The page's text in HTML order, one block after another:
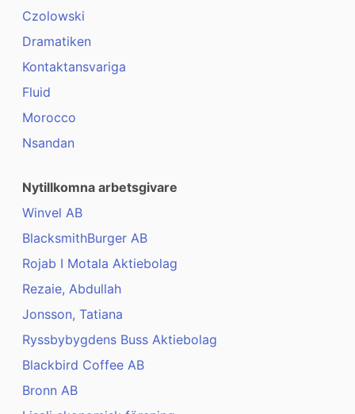
Czolowski
Dramatiken
Kontaktansvariga
Fluid
Morocco
Nsandan
Nytillkomna arbetsgivare
Winvel AB
BlacksmithBurger AB
Rojab I Motala Aktiebolag
Rezaie, Abdullah
Jonsson, Tatiana
Ryssbybygdens Buss Aktiebolag
Blackbird Coffee AB
Bronn AB